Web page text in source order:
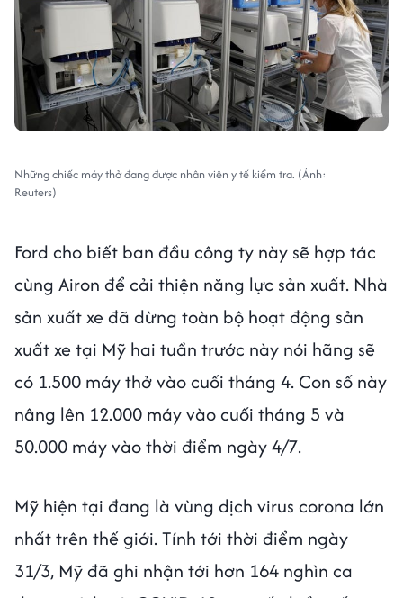
Những chiếc máy thở đang được nhân viên y tế kiểm tra. (Ảnh:
Reuters)
Ford cho biết ban đầu công ty này sẽ hợp tác
cùng Airon để cải thiện năng lực sản xuất. Nhà
sản xuất xe đã dừng toàn bộ hoạt động sản
xuất xe tại Mỹ hai tuần trước này nói hãng sẽ
có 1.500 máy thở vào cuối tháng 4. Con số này
nâng lên 12.000 máy vào cuối tháng 5 và
50.000 máy vào thời điểm ngày 4/7.
Mỹ hiện tại đang là vùng dịch virus corona lớn
nhất trên thế giới. Tính tới thời điểm ngày
31/3, Mỹ đã ghi nhận tới hơn 164 nghìn ca